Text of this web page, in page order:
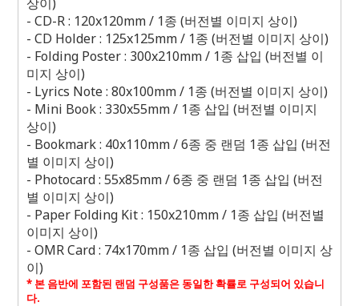
- CD-R : 120x120mm / 1종 (버전별 이미지 상이)
- CD Holder : 125x125mm / 1종 (버전별 이미지 상이)
- Folding Poster : 300x210mm / 1종 삽입 (버전별 이
미지 상이)
- Lyrics Note : 80x100mm / 1종 (버전별 이미지 상이)
- Mini Book : 330x55mm / 1종 삽입 (버전별 이미지
상이)
- Bookmark : 40x110mm / 6종 중 랜덤 1종 삽입 (버전
별 이미지 상이)
- Photocard : 55x85mm / 6종 중 랜덤 1종 삽입 (버전
별 이미지 상이)
- Paper Folding Kit : 150x210mm / 1종 삽입 (버전별
이미지 상이)
- OMR Card : 74x170mm / 1종 삽입 (버전별 이미지 상
이)
* 본 음반에 포함된 랜덤 구성품은 동일한 확률로 구성되어 있습니
다.